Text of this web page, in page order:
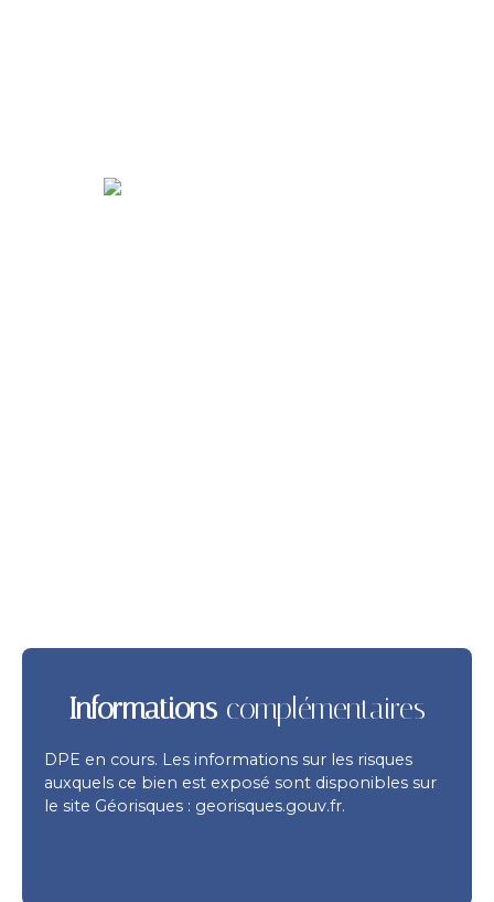
Informations complémentaires
DPE en cours. Les informations sur les risques
auxquels ce bien est exposé sont disponibles sur
le site Géorisques : georisques.gouv.fr.